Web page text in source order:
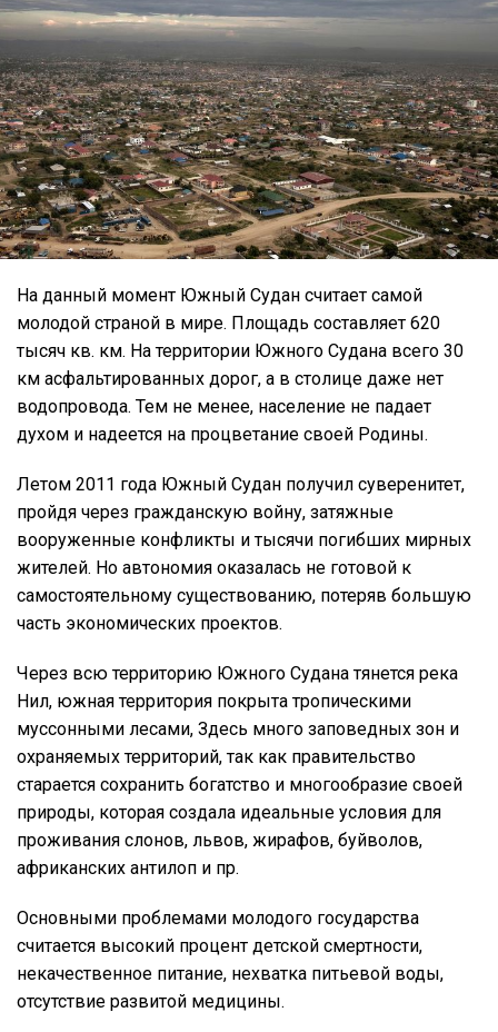
На данный момент Южный Судан считает самой
молодой страной в мире. Площадь составляет 620
тысяч кв. км. На территории Южного Судана всего 30
км асфальтированных дорог, а в столице даже нет
водопровода. Тем не менее, население не падает
духом и надеется на процветание своей Родины.
Летом 2011 года Южный Судан получил суверенитет,
пройдя через гражданскую войну, затяжные
вооруженные конфликты и тысячи погибших мирных
жителей. Но автономия оказалась не готовой к
самостоятельному существованию, потеряв большую
часть экономических проектов.
Через всю территорию Южного Судана тянется река
Нил, южная территория покрыта тропическими
муссонными лесами, Здесь много заповедных зон и
охраняемых территорий, так как правительство
старается сохранить богатство и многообразие своей
природы, которая создала идеальные условия для
проживания слонов, львов, жирафов, буйволов,
африканских антилоп и пр.
Основными проблемами молодого государства
считается высокий процент детской смертности,
некачественное питание, нехватка питьевой воды,
отсутствие развитой медицины.